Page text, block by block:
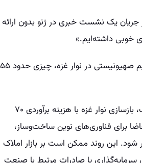
جریان یک نشست خبری در ژنو بدون ارائه
خوبی داشته‌ایم.»
وی همچنین تخمین زد که بر اثر بیش از دو سال درگیری رژیم صهیونیستی در نوار غزه، چیزی حدود ۵۵
بر اساس تحلیل دکتر امید ابراهیمی، بنیان‌گذار آموزش املاک، بازسازی نوار غزه با هزینه برآوردی ۷۰
تقویت تقاضا برای فناوری‌های نوین ساخت‌وساز،
این روند ممکن است بر بازار املاک